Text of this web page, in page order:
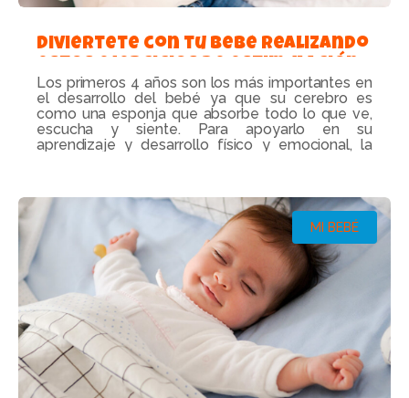
Diviértete con tu bebé realizando
temprana
Los primeros 4 años son los más importantes en
el desarrollo del bebé ya que su cerebro es
como una esponja que absorbe todo lo que ve,
escucha y siente. Para apoyarlo en su
aprendizaje y desarrollo físico y emocional, la
MI BEBÉ